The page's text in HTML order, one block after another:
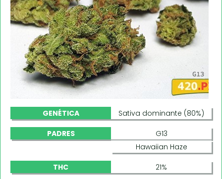
GENÉTICA Sativa dominante (80%)
PADRES
G13
Hawaiian Haze
THC 21%